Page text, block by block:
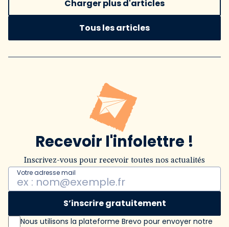
Charger plus d'articles
Tous les articles
Recevoir l'infolettre !
Inscrivez-vous pour recevoir toutes nos actualités
Votre adresse mail
S’inscrire gratuitement
Nous utilisons la plateforme Brevo pour envoyer notre